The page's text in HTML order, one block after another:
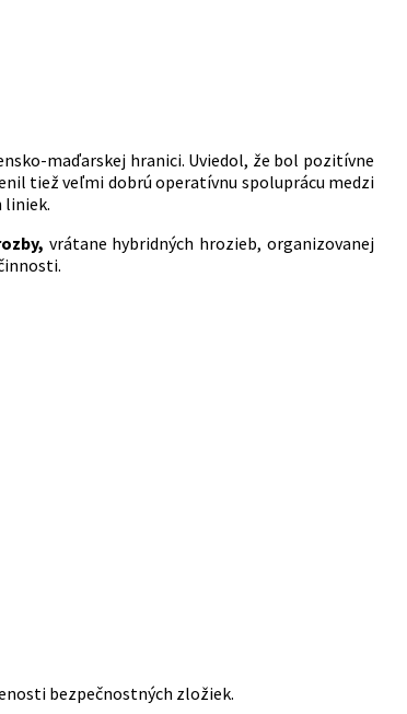
maďarskej hranici. Uviedol, že bol pozitívne
tiež veľmi dobrú operatívnu spoluprácu medzi
liniek.
vrátane hybridných hrozieb, organizovanej
bezpečnostných zložiek.